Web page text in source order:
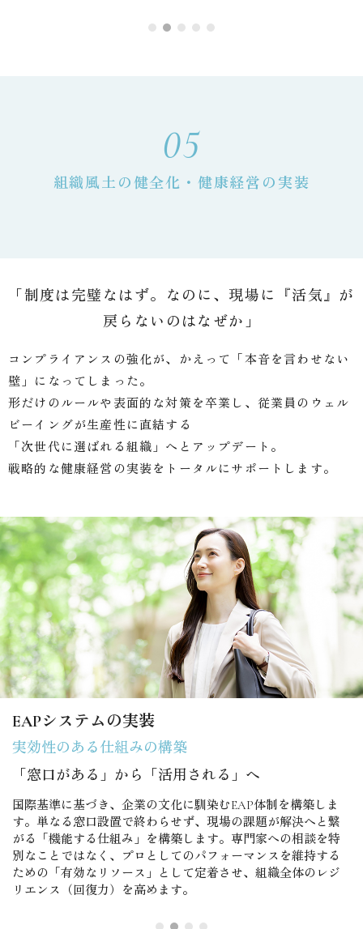
05
組織風土の健全化・健康経営の実装
「制度は完璧なはず。なのに、現場に『活気』が
戻らないのはなぜか」
コンプライアンスの強化が、かえって「本音を言わせない
壁」になってしまった。
形だけのルールや表面的な対策を卒業し、従業員のウェル
ビーイングが生産性に直結する
「次世代に選ばれる組織」へとアップデート。
戦略的な健康経営の実装をトータルにサポートします。
EAPシステムの実装
実効性のある仕組みの構築
「窓口がある」から「活用される」へ
国際基準に基づき、企業の文化に馴染むEAP体制を構築しま
す。単なる窓口設置で終わらせず、現場の課題が解決へと繋
がる「機能する仕組み」を構築します。専門家への相談を特
別なことではなく、プロとしてのパフォーマンスを維持する
ための「有効なリソース」として定着させ、組織全体のレジ
リエンス（回復力）を高めます。